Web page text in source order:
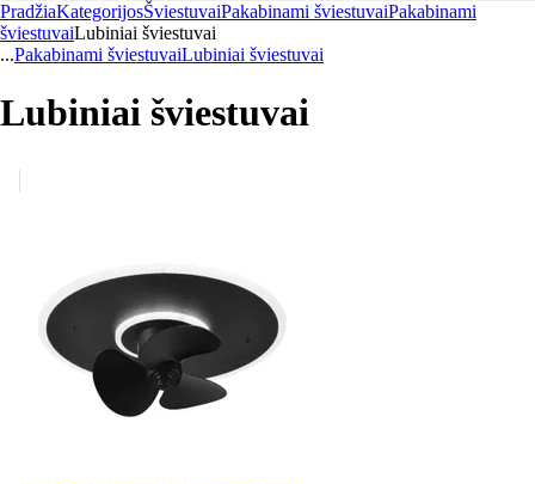
PradžiaKategorijosŠviestuvaiPakabinami šviestuvaiPakabinami
šviestuvaiLubiniai šviestuvai
...Pakabinami šviestuvaiLubiniai šviestuvai
Lubiniai šviestuvai